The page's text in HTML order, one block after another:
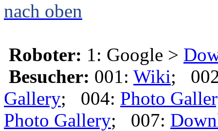
nach oben
Roboter: 1: Google >
Besucher: 001: Wiki;
Gallery; 004: Photo
Photo Gallery; 007: